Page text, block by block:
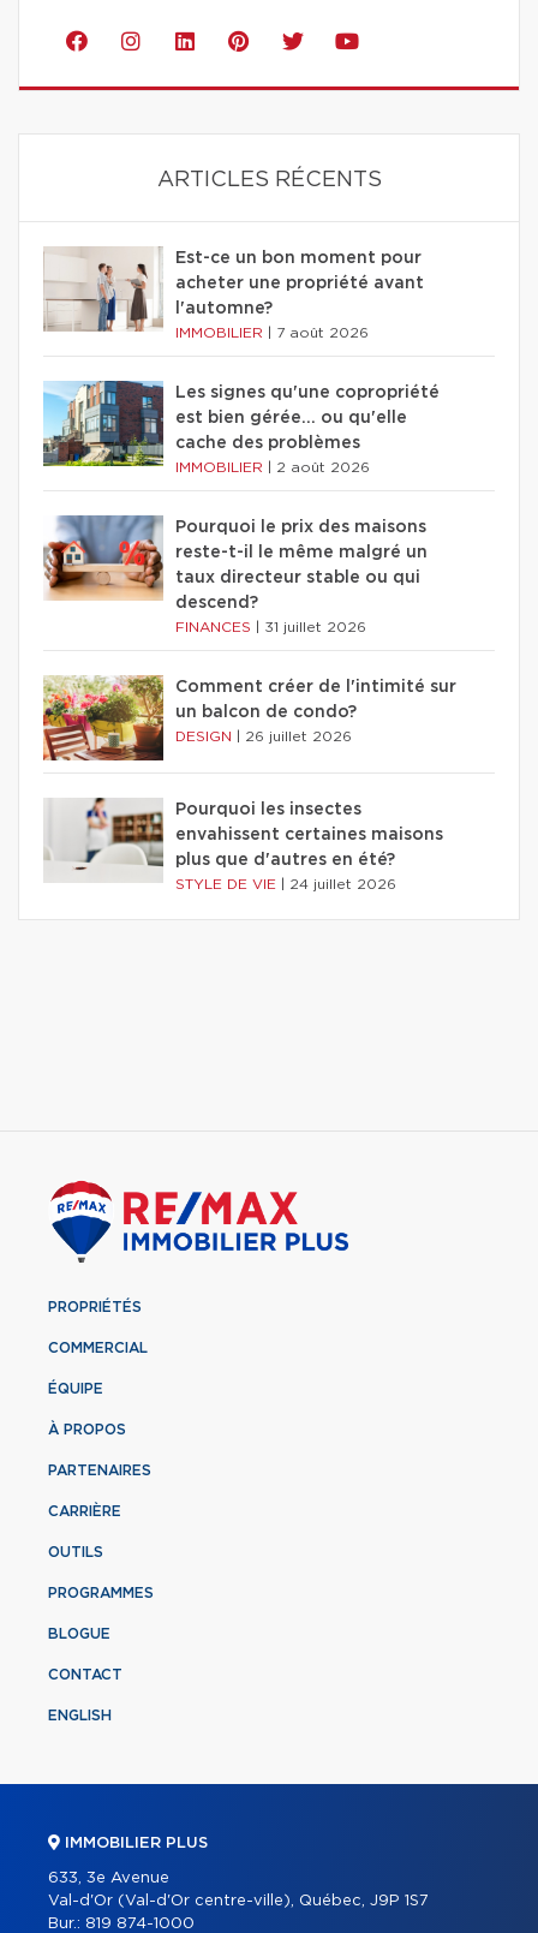
ARTICLES RÉCENTS
Est-ce un bon moment pour
acheter une propriété avant
l'automne?
IMMOBILIER 7 août 2026
Les signes qu'une copropriété
est bien gérée… ou qu'elle
cache des problèmes
IMMOBILIER 2 août 2026
Pourquoi le prix des maisons
reste-t-il le même malgré un
taux directeur stable ou qui
descend?
FINANCES 31 juillet 2026
Comment créer de l'intimité sur
un balcon de condo?
DESIGN 26 juillet 2026
Pourquoi les insectes
envahissent certaines maisons
plus que d'autres en été?
STYLE DE VIE 24 juillet 2026
PROPRIÉTÉS
COMMERCIAL
ÉQUIPE
À PROPOS
PARTENAIRES
CARRIÈRE
OUTILS
PROGRAMMES
BLOGUE
CONTACT
ENGLISH
IMMOBILIER PLUS
633, 3e Avenue
Val-d'Or (Val-d'Or centre-ville), Québec, J9P 1S7
Bur.: 819 874-1000